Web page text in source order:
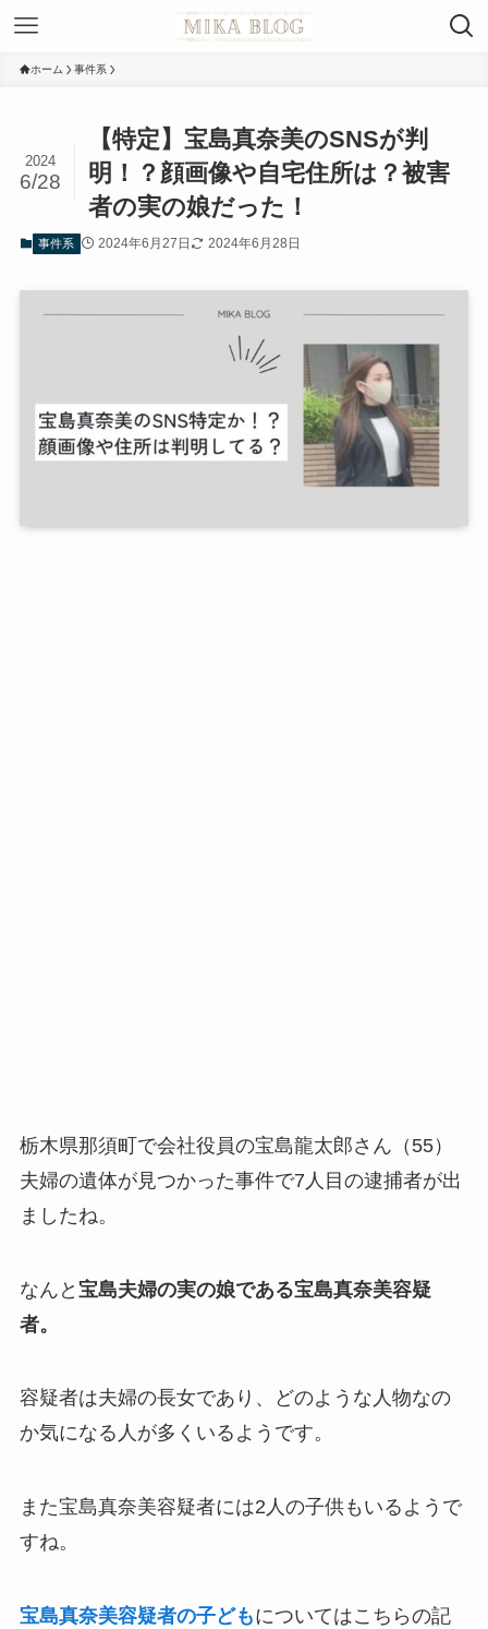
ホーム 事件系
【特定】宝島真奈美のSNSが判
明！？顔画像や自宅住所は？被害
者の実の娘だった！
2024
6/28
事件系 2024年6月27日 2024年6月28日
栃木県那須町で会社役員の宝島龍太郎さん（55）
夫婦の遺体が見つかった事件で7人目の逮捕者が出
ましたね。
なんと 宝島夫婦の実の娘である宝島真奈美容疑
者。
容疑者は夫婦の長女であり、どのような人物なの
か気になる人が多くいるようです。
また宝島真奈美容疑者には2人の子供もいるようで
すね。
宝島真奈美容疑者の子どもについてはこちらの記